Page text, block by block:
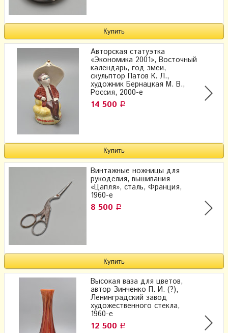
Авторская статуэтка
«Экономика 2001», Восточный
календарь, год змеи,
скульптор Патов К. Л.,
художник Бернацкая М. В.,
Россия, 2000-е
14 500 Р
Винтажные ножницы для
рукоделия, вышивания
«Цапля», сталь, Франция,
1960-е
8 500 Р
Высокая ваза для цветов,
автор Зинченко П. И. (?),
Ленинградский завод
художественного стекла,
1960-е
12 500 Р